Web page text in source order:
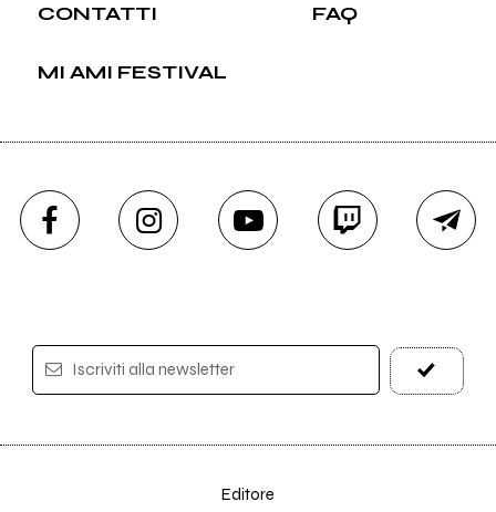
CONTATTI FAQ
MI AMI FESTIVAL
Iscriviti alla newsletter
Editore